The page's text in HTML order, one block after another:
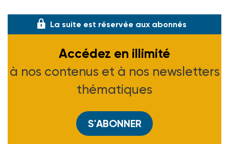
La suite est réservée aux abonnés
Accédez en illimité
à nos contenus et à nos newsletters
thématiques
S'ABONNER